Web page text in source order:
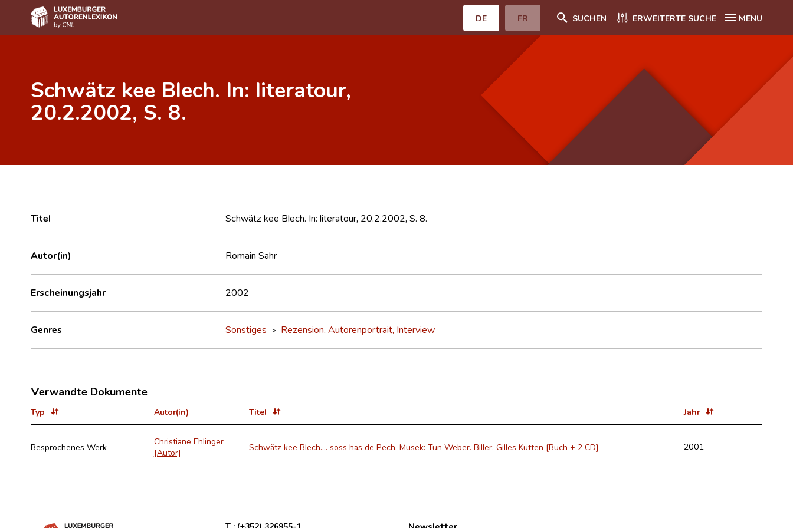
DE FR SUCHEN ERWEITERTE SUCHE MENU
Autor(inn)en A-Z
Erweiterte Suche
Schwätz kee Blech. In: literatour,
20.2.2002, S. 8.
Titel Schwätz kee Blech. In: literatour, 20.2.2002, S. 8.
Autor(in) Romain Sahr
Erscheinungsjahr 2002
Genres Sonstiges > Rezension, Autorenportrait, Interview
Verwandte Dokumente
Typ Autor(in) Titel Jahr
Besprochenes Werk
Christiane Ehlinger
[Autor]
Schwätz kee Blech…. soss has de Pech. Musek: Tun Weber. Biller: Gilles Kutten [Buch + 2 CD] 2001